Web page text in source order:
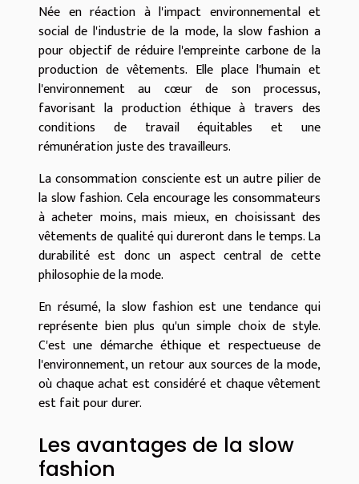
Née en réaction à l'impact environnemental et
social de l'industrie de la mode, la slow fashion a
pour objectif de réduire l'empreinte carbone de la
production de vêtements. Elle place l'humain et
l'environnement au cœur de son processus,
favorisant la production éthique à travers des
conditions de travail équitables et une
rémunération juste des travailleurs.
La consommation consciente est un autre pilier de
la slow fashion. Cela encourage les consommateurs
à acheter moins, mais mieux, en choisissant des
vêtements de qualité qui dureront dans le temps. La
durabilité est donc un aspect central de cette
philosophie de la mode.
En résumé, la slow fashion est une tendance qui
représente bien plus qu'un simple choix de style.
C'est une démarche éthique et respectueuse de
l'environnement, un retour aux sources de la mode,
où chaque achat est considéré et chaque vêtement
est fait pour durer.
Les avantages de la slow
fashion